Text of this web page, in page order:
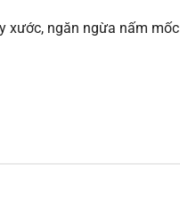
xước, ngăn ngừa nấm mốc